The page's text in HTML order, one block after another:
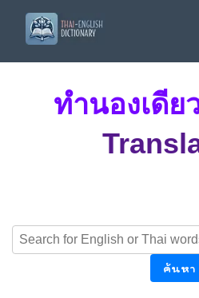
ทำนองเดีย
ค้นหา